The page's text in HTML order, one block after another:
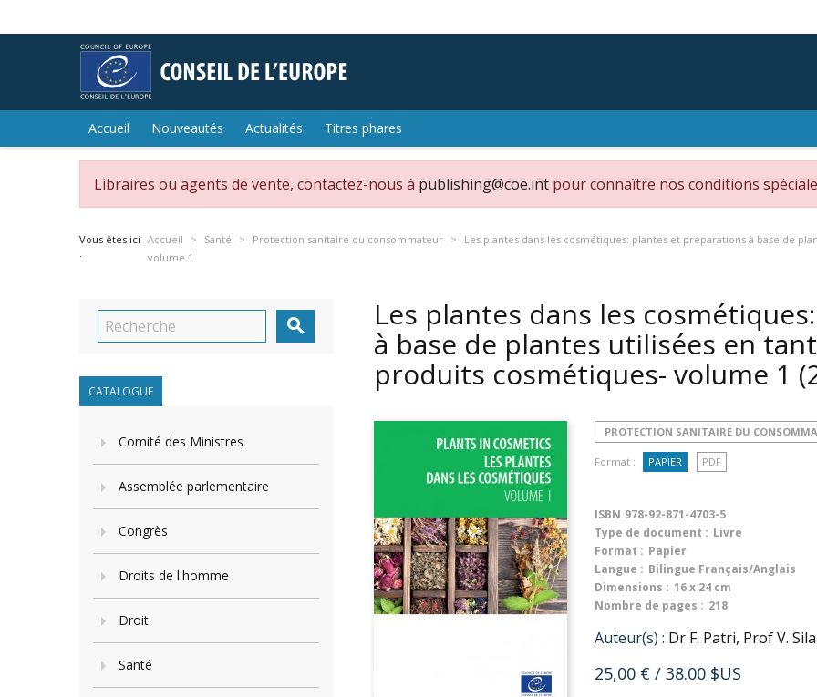
Accueil Nouveautés Actualités Titres phares
Libraires ou agents de vente, contactez-nous à publishing@coe.int pour connaître nos conditions
Vous êtes ici
:
Accueil Santé Protection sanitaire du consommateur
Les plantes dans les cosmétiques: plantes et préparations à base de
volume 1

CATALOGUE
Comité des Ministres
Assemblée parlementaire
Congrès
Droits de l'homme
Droit
Santé
Les plantes dans les
à base de plantes utilisées en
produits cosmétiques- volume 1
PROTECTION SANITAIRE DU
Format : PAPIER PDF
ISBN 978-92-871-4703-5
Type de document : Livre
Format : Papier
Langue : Bilingue Français/Anglais
Dimensions : 16 x 24 cm
Nombre de pages : 218
Auteur(s) : Dr F. Patri, Prof V.
25,00 € / 38.00 $US